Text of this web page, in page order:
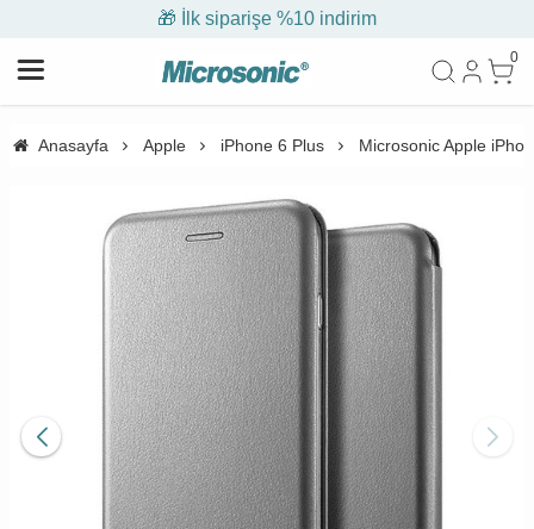
🎁 İlk siparişe %10 indirim
0
Anasayfa Apple iPhone 6 Plus Microsonic Apple